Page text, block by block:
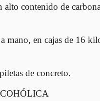
alto contenido de
mano, en cajas de 16
de concreto.